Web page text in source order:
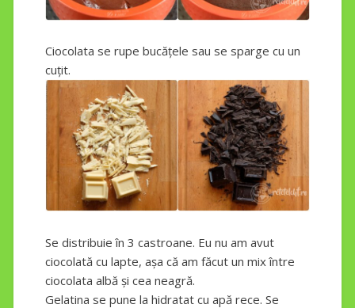
Ciocolata se rupe bucățele sau se sparge cu un
cuțit.
Se distribuie în 3 castroane. Eu nu am avut
ciocolată cu lapte, așa că am făcut un mix între
ciocolata albă și cea neagră.
Gelatina se pune la hidratat cu apă rece. Se